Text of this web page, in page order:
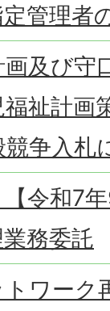
定管理者
画及び
祉計画
争入札
【令和7
務委託
ワーク